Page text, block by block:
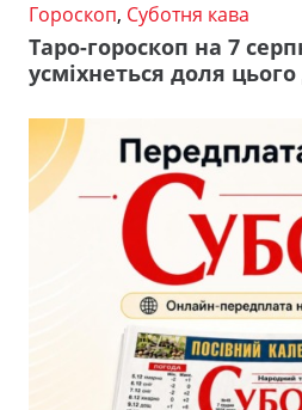
Гороскоп, Суботня кава
Таро-гороскоп на 7
усміхнеться доля